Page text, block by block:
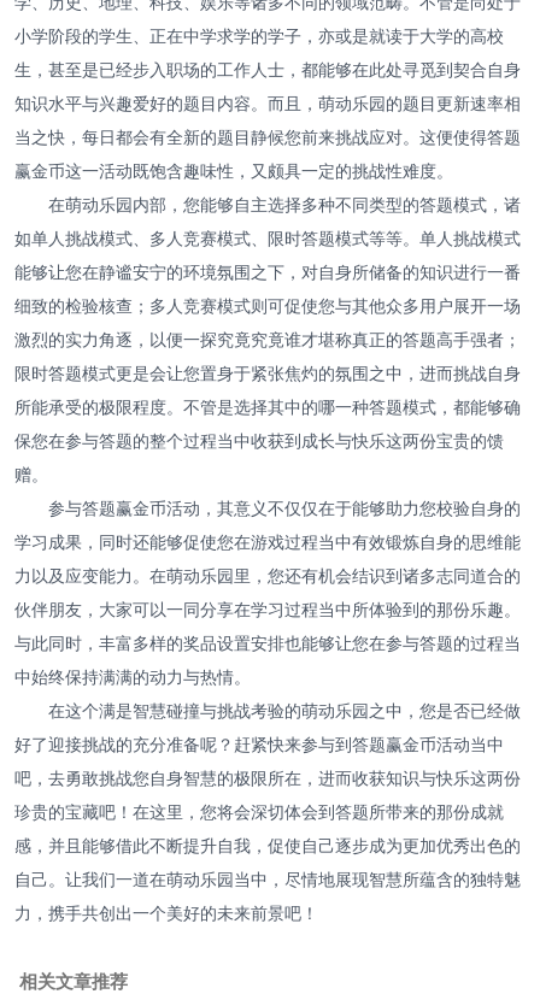
小学阶段的学生、正在中学求学的学子，亦或是就读于大学的高校
生，甚至是已经步入职场的工作人士，都能够在此处寻觅到契合自身
知识水平与兴趣爱好的题目内容。而且，萌动乐园的题目更新速率相
当之快，每日都会有全新的题目静候您前来挑战应对。这便使得答题
赢金币这一活动既饱含趣味性，又颇具一定的挑战性难度。
在萌动乐园内部，您能够自主选择多种不同类型的答题模式，诸
如单人挑战模式、多人竞赛模式、限时答题模式等等。单人挑战模式
能够让您在静谧安宁的环境氛围之下，对自身所储备的知识进行一番
细致的检验核查；多人竞赛模式则可促使您与其他众多用户展开一场
激烈的实力角逐，以便一探究竟究竟谁才堪称真正的答题高手强者；
限时答题模式更是会让您置身于紧张焦灼的氛围之中，进而挑战自身
所能承受的极限程度。不管是选择其中的哪一种答题模式，都能够确
保您在参与答题的整个过程当中收获到成长与快乐这两份宝贵的馈
赠。
参与答题赢金币活动，其意义不仅仅在于能够助力您校验自身的
学习成果，同时还能够促使您在游戏过程当中有效锻炼自身的思维能
力以及应变能力。在萌动乐园里，您还有机会结识到诸多志同道合的
伙伴朋友，大家可以一同分享在学习过程当中所体验到的那份乐趣。
与此同时，丰富多样的奖品设置安排也能够让您在参与答题的过程当
中始终保持满满的动力与热情。
在这个满是智慧碰撞与挑战考验的萌动乐园之中，您是否已经做
好了迎接挑战的充分准备呢？赶紧快来参与到答题赢金币活动当中
吧，去勇敢挑战您自身智慧的极限所在，进而收获知识与快乐这两份
珍贵的宝藏吧！在这里，您将会深切体会到答题所带来的那份成就
感，并且能够借此不断提升自我，促使自己逐步成为更加优秀出色的
自己。让我们一道在萌动乐园当中，尽情地展现智慧所蕴含的独特魅
力，携手共创出一个美好的未来前景吧！
相关文章推荐